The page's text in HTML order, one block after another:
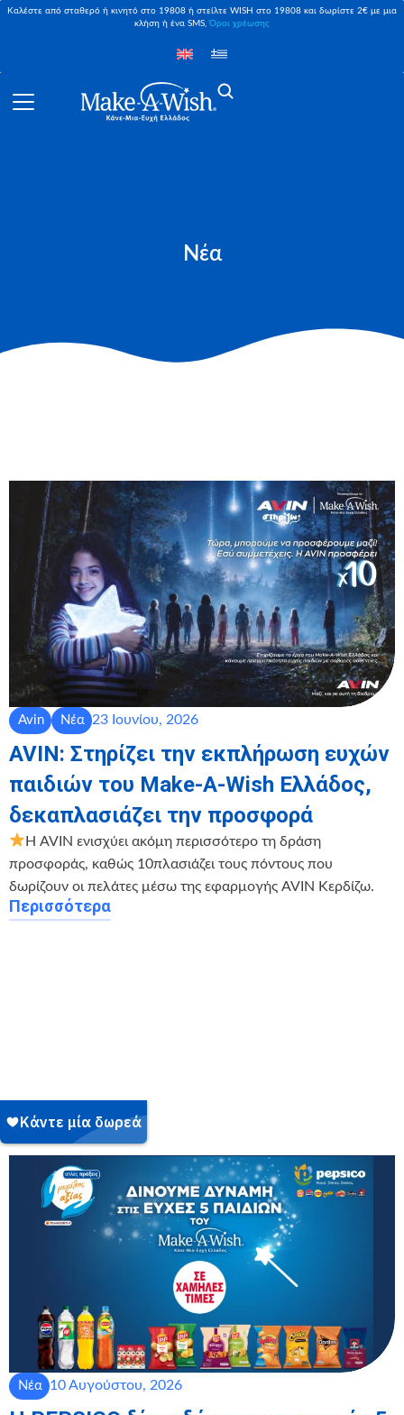
Καλέστε από σταθερό ή κινητό στο 19808 ή στείλτε WISH στο 19808 και δωρίστε 2€ με μια
κλήση ή ένα SMS,Όροι χρέωσης
Νέα
Avin Νέα 23 Ιουνίου, 2026
AVIN: Στηρίζει την εκπλήρωση ευχών
παιδιών του Make-A-Wish Ελλάδος,
δεκαπλασιάζει την προσφορά
Η AVIN ενισχύει ακόμη περισσότερο τη δράση
προσφοράς, καθώς 10πλασιάζει τους πόντους που
δωρίζουν οι πελάτες μέσω της εφαρμογής AVIN Κερδίζω.
Περισσότερα
Νέα 10 Αυγούστου, 2026